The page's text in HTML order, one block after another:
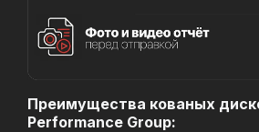
Преимущества кованых
Performance Group: